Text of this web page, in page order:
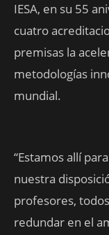
IESA, en su 55
cuatro
premisas la
metodologías
mundial.
“Estamos allí
nuestra
profesores,
redundar en el